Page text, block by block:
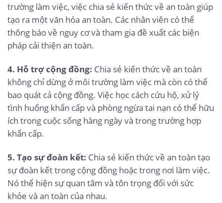
trường làm việc, việc chia sẻ kiến thức về an toàn giúp
tạo ra một văn hóa an toàn. Các nhân viên có thể
thông báo về nguy cơ và tham gia đề xuất các biện
pháp cải thiện an toàn.
4. Hỗ trợ cộng đồng: Chia sẻ kiến thức về an toàn
không chỉ dừng ở môi trường làm việc mà còn có thể
bao quát cả cộng đồng. Việc học cách cứu hộ, xử lý
tình huống khẩn cấp và phòng ngừa tai nạn có thể hữu
ích trong cuộc sống hàng ngày và trong trường hợp
khẩn cấp.
5. Tạo sự đoàn kết: Chia sẻ kiến thức về an toàn tạo
sự đoàn kết trong cộng đồng hoặc trong nơi làm việc.
Nó thể hiện sự quan tâm và tôn trọng đối với sức
khỏe và an toàn của nhau.